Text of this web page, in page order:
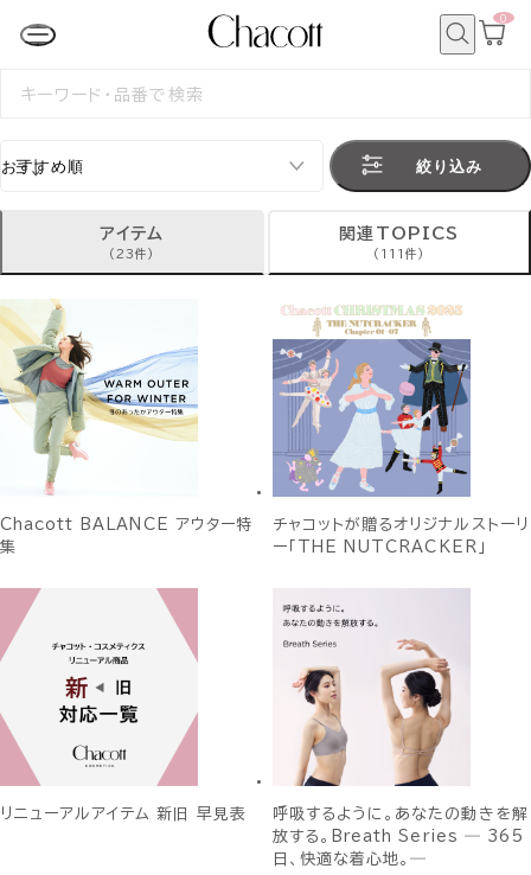
カ
0
検
絞り込み
アイテム
(23件)
関連TOPICS
(111件)
Chacott BALANCE アウター特
集
チャコットが贈るオリジナルストーリ
ー「THE NUTCRACKER」
リニューアルアイテム 新旧 早見表
呼吸するように。あなたの動きを解
放する。Breath Series ― 365
日、快適な着心地。―